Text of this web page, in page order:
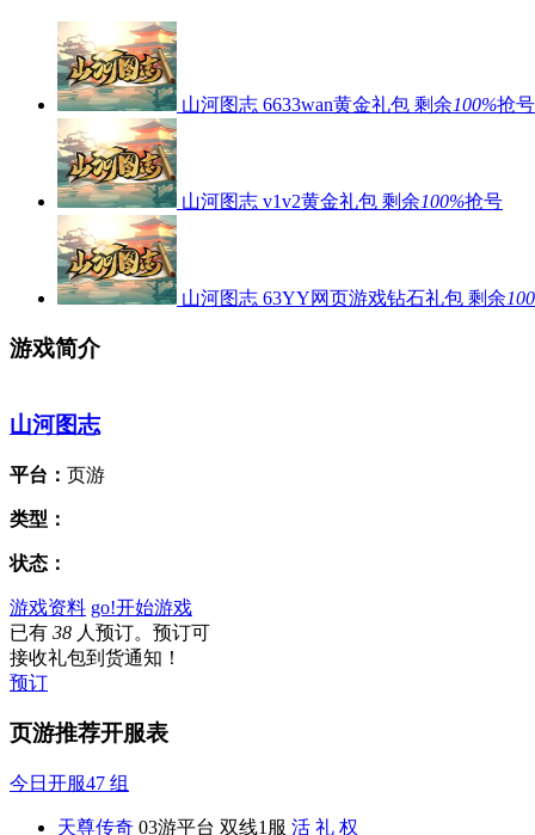
山河图志 6633wan黄金礼包 剩余100%抢号
山河图志 v1v2黄金礼包 剩余100%抢号
山河图志 63YY网页游戏钻石礼包 剩余
游戏简介
山河图志
平台： 页游
类型：
状态：
游戏资料 go!开始游戏
已有 38 人预订。预订可
接收礼包到货通知！
预订
页游推荐开服表
今日开服47 组
天尊传奇 03游平台 双线1服 活 礼 权